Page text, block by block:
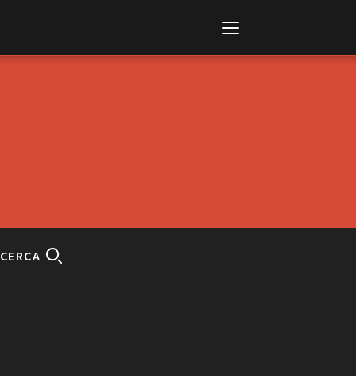
MARKETS, AWARDS
CERCA